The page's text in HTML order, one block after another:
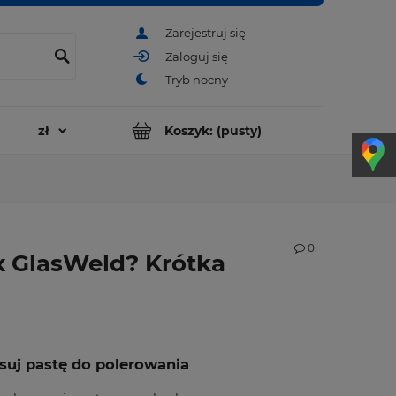
Zarejestruj się
Zaloguj się
Koszyk: (pusty)
GlasWeld? Krótka
0
pastę do polerowania